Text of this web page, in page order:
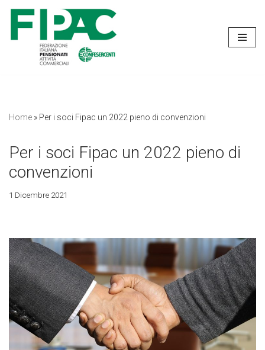
Vai
contenuto
Home » Per i soci Fipac un 2022 pieno di convenzioni
Per i soci Fipac un 2022 pieno di
convenzioni
1 Dicembre 2021